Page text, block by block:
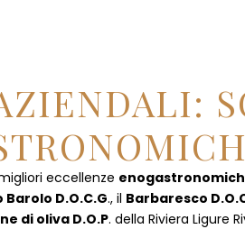
eccellenze
D.O.C.G., il Barbaresco
di oliva D.O.P. della Riviera Ligure